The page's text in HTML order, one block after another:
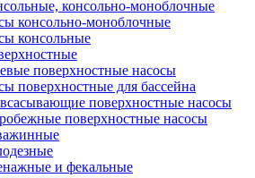
консольно-моноблочные
консольно-моноблочные
консольные
поверхностные насосы
поверхностные для бассейна
поверхностные насосы
поверхностные насосы
и фекальные